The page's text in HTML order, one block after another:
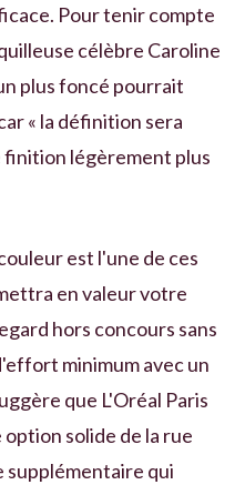
Pour tenir compte
célèbre Caroline
plus foncé pourrait
« la définition sera
finition légèrement plus
est l'une de ces
en valeur votre
hors concours sans
minimum avec un
que L'Oréal Paris
solide de la rue
supplémentaire qui